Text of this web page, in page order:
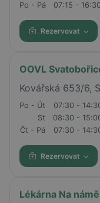
Po - Pá 07:15 - 16:30
Rezervovat
OOVL
Kovářská 653/6,
Po - Út
07:30 -
St
08:30 -
Čt - Pá
07:30 -
Rezervovat
Lékárna Na